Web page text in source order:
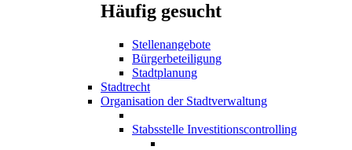
Häufig gesucht
Stellenangebote
Bürgerbeteiligung
Stadtplanung
Stadtrecht
Organisation der Stadtverwaltung
Stabsstelle Investitionscontrolling